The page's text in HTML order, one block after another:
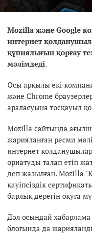
Mozilla және Google
интернет
құпиялығын қорғау
мәлімдеді.
Осы арқылы екі
жəне Chrome
араласуына тосқауыл
Mozilla сайтында
жарияланған ресми
интернет
орнатуды талап етіп
деп жазылған. Mozilla
қауіпсіздік
барлық дерегін оқуға
Дәл осындай
блогында да